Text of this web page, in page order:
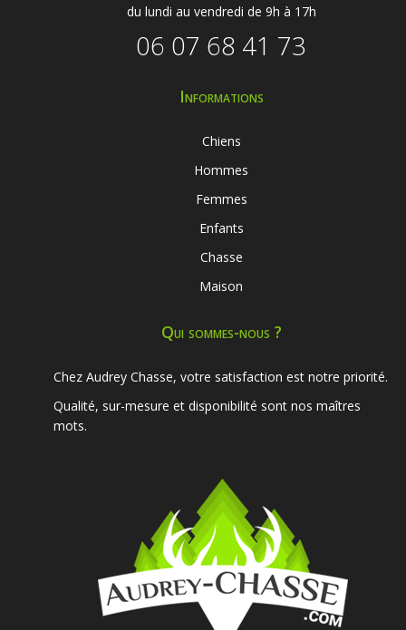
du lundi au vendredi de 9h à 17h
06 07 68 41 73
Informations
Chiens
Hommes
Femmes
Enfants
Chasse
Maison
Qui sommes-nous ?
Chez Audrey Chasse, votre satisfaction est notre priorité.
Qualité, sur-mesure et disponibilité sont nos maîtres
mots.